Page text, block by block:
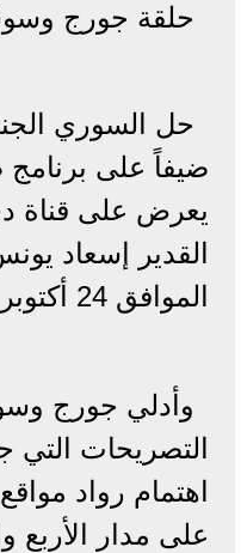
حلقة جورج
حل السوري
ضيفاً على برنامج
يعرض على قناة
القدير إسعاد
الموافق 24 أكتوبر لعام 2022
وأدلي جورج
التصريحات
اهتمام رواد
على مدار